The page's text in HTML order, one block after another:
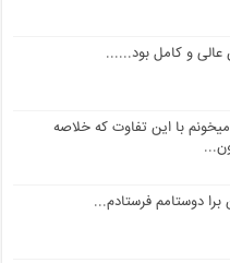
عالی و کامل بود......
با این تفاوت که خلاصه
دوستامم فرستادم...